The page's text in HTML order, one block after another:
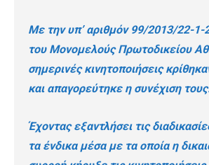
Με την υπ’ αριθμόν 99/2013/22-
του Μονομελούς Πρωτοδικείου
σημερινές κινητοποιήσεις
και απαγορεύτηκε η συνέχιση
Έχοντας εξαντλήσει τις
τα ένδικα μέσα με τα οποία η